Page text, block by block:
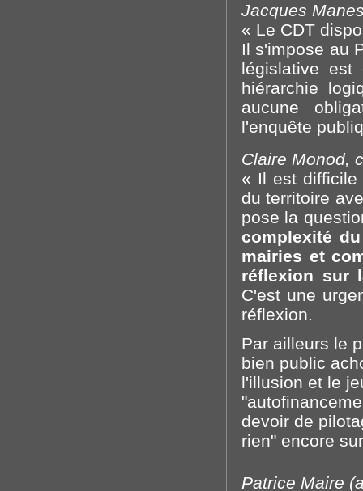
Jacques
« Le CDT
Il s'impose au
législative
hiérarchie
aucune
l'enquête
Claire Monod,
« Il est difficile
du territoire
pose la
complexité
mairies et
réflexion sur
C'est une
réflexion.
Par ailleurs le
bien public
l'illusion et le
devoir de
rien" encore
Patrice Maire